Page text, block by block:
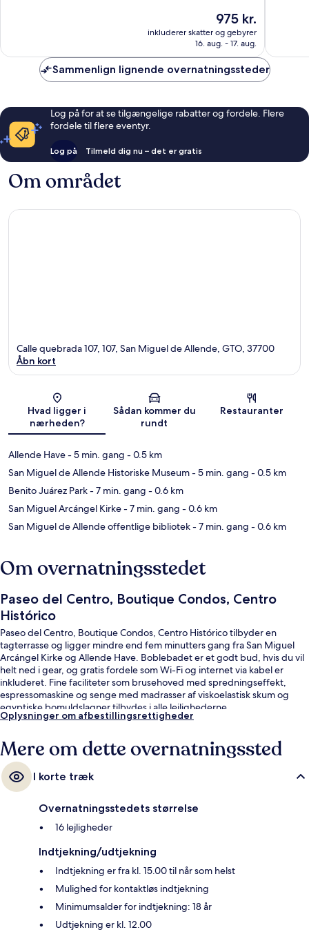
Allende
anmeldelser
Prisen
975 kr.
975 kr.
inkluderer skatter og gebyrer
16. aug. - 17. aug.
Sammenlign lignende overnatningssteder
Log på for at se tilgængelige rabatter og fordele. Flere
fordele til flere eventyr.
Log på Tilmeld dig nu – det er gratis
Om området
Kort
Calle quebrada 107, 107, San Miguel de Allende, GTO, 37700
Åbn kort
Hvad ligger i
nærheden?
Sådan kommer du
rundt
Restauranter
Allende Have- 5 min. gang - 0.5 km
San Miguel de Allende Historiske Museum- 5 min. gang - 0.5 km
Benito Juárez Park- 7 min. gang - 0.6 km
San Miguel Arcángel Kirke- 7 min. gang - 0.6 km
San Miguel de Allende offentlige bibliotek- 7 min. gang - 0.6 km
Om overnatningsstedet
Paseo del Centro, Boutique Condos, Centro
Histórico
Paseo del Centro, Boutique Condos, Centro Histórico tilbyder en
tagterrasse og ligger mindre end fem minutters gang fra San Miguel
Arcángel Kirke og Allende Have. Boblebadet er et godt bud, hvis du vil
helt ned i gear, og gratis fordele som Wi-Fi og internet via kabel er
inkluderet. Fine faciliteter som brusehoved med spredningseffekt,
espressomaskine og senge med madrasser af viskoelastisk skum og
egyptiske bomuldslagner tilbydes i alle lejlighederne.
Oplysninger om afbestillingsrettigheder
Mere om dette overnatningssted
I korte træk
Overnatningsstedets størrelse
16 lejligheder
Indtjekning/udtjekning
Indtjekning er fra kl. 15.00 til når som helst
Mulighed for kontaktløs indtjekning
Minimumsalder for indtjekning: 18 år
Udtjekning er kl. 12.00